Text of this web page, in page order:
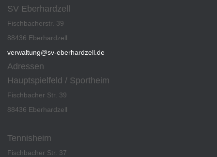
SV Eberhardzell
Fischbacherstr. 39
88436 Eberhardzell
verwaltung@sv-eberhardzell.de
Adressen
Hauptspielfeld / Sportheim
Fischbacher Str. 39
88436 Eberhardzell
Tennisheim
Fischbacher Str. 37